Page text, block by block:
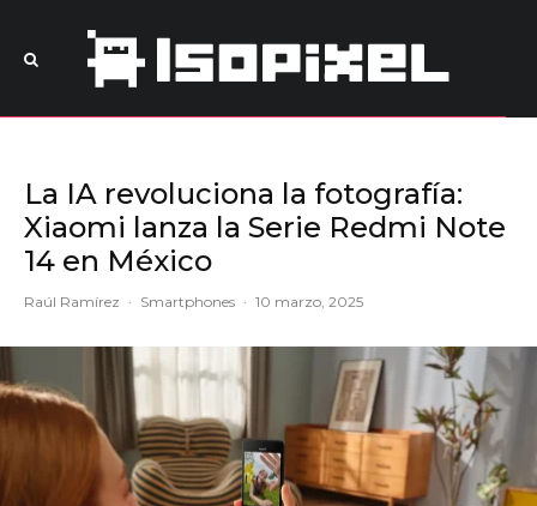
La IA revoluciona la fotografía:
Xiaomi lanza la Serie Redmi Note
14 en México
Raúl Ramírez · Smartphones · 10 marzo, 2025